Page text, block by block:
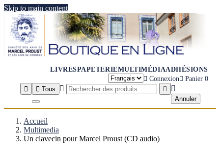
Skip to main content
LIVRESPAPETERIEMULTIMÉDIAADHÉSIONS
 Connexion Panier 0

 Tous   
Annuler
Accueil
Multimedia
Un clavecin pour Marcel Proust (CD audio)